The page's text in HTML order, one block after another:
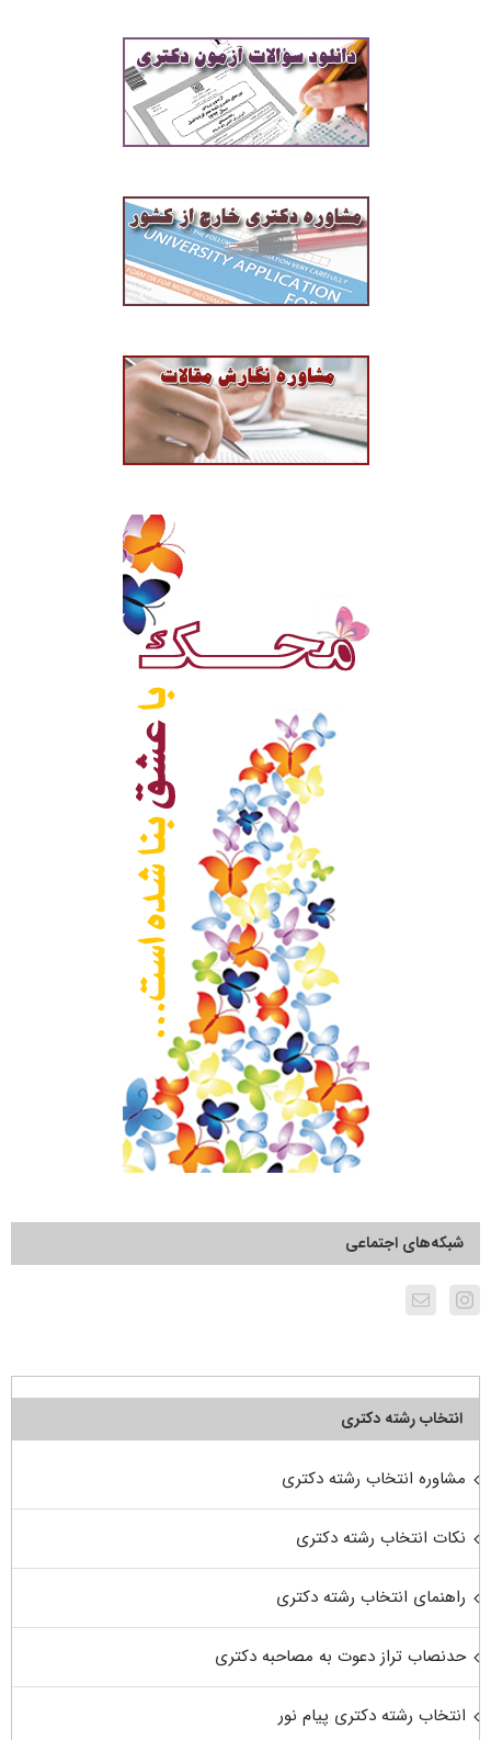
شبکه‌های اجتماعی
انتخاب رشته دکتری
مشاوره انتخاب رشته دکتری
نکات انتخاب رشته دکتری
راهنمای انتخاب رشته دکتری
حدنصاب تراز دعوت به مصاحبه دکتری
انتخاب رشته دکتری پیام نور